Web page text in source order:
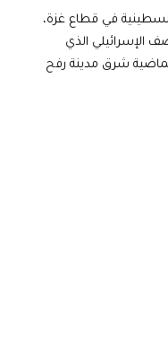
في قطاع غزة،
الإسرائيلي الذي
شرق مدينة رفح